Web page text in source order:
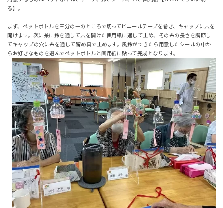
体験希望
る】。
まず、ペットボトルを三分の一のところで切ってビニールテープを巻き、キャップに穴を
開けます。次に糸に鈴を通して穴を開けた画用紙に通して止め、その糸の長さを調節し
てキャップの穴に糸を通して留め具で止めます。風鈴ができたら用意したシールの中か
らお好きなものを選んでペットボトルと画用紙に貼って完成となります。